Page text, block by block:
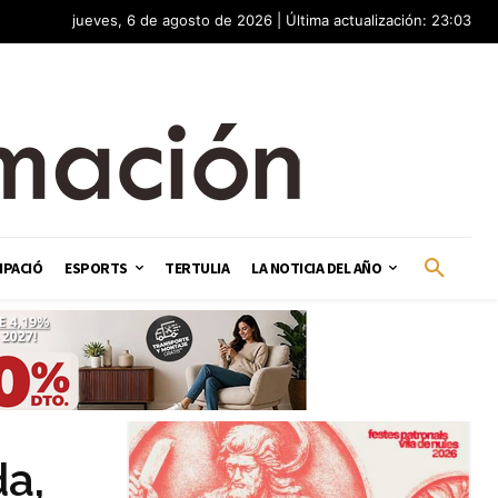
jueves, 6 de agosto de 2026 | Última actualización: 23:03
ESPORTS TERTULIA LA NOTICIA DEL AÑO